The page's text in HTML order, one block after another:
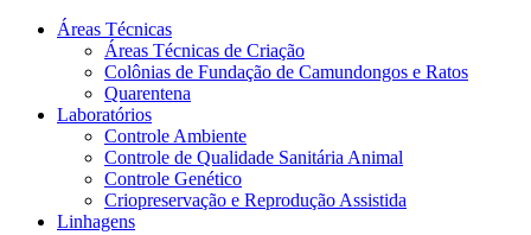
Áreas Técnicas
Áreas Técnicas de Criação
Colônias de Fundação de Camundongos e Ratos
Quarentena
Laboratórios
Controle Ambiente
Controle de Qualidade Sanitária Animal
Controle Genético
Criopreservação e Reprodução Assistida
Linhagens